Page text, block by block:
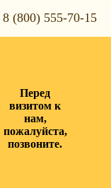
8 (800) 555-70-15
Перед
визитом к
нам,
пожалуйста,
позвоните.